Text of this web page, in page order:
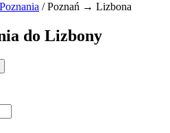
Poznania /Poznań → Lizbona
do Lizbony